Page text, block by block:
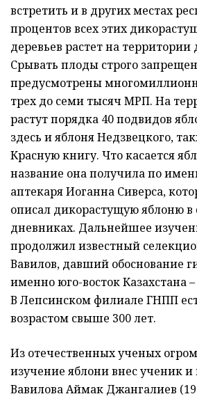
встретить и в других местах
процентов всех этих
деревьев растет на
Срывать плоды строго
предусмотрены
трех до семи тысяч МРП. На
растут порядка 40 подвидов
здесь и яблоня Недзвецкого,
Красную книгу. Что касается
название она получила по
аптекаря Иоганна Сиверса,
описал дикорастущую яблоню в
дневниках. Дальнейшее
продолжил известный
Вавилов, давший обоснование
именно юго-восток Казахстана
В Лепсинском филиале ГНПП
возрастом свыше 300 лет.
Из отечественных ученых
изучение яблони внес ученик и
Вавилова Аймак Джангалиев